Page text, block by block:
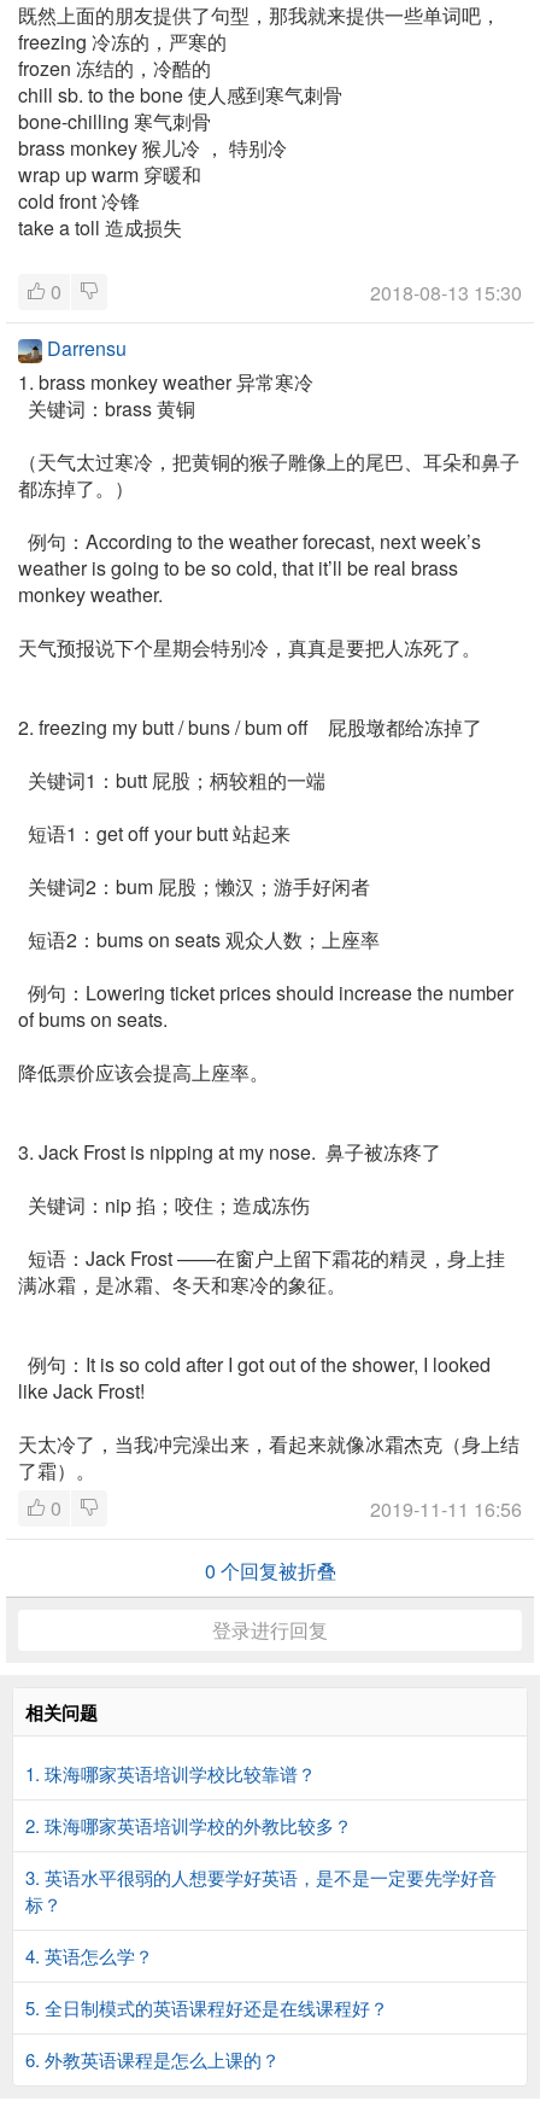
既然上面的朋友提供了句型，那我就来提供一些单词吧，
freezing 冷冻的，严寒的
frozen 冻结的，冷酷的
chill sb. to the bone 使人感到寒气刺骨
bone-chilling 寒气刺骨
brass monkey 猴儿冷 ， 特别冷
wrap up warm 穿暖和
cold front 冷锋
take a toll 造成损失
0
2018-08-13 15:30
Darrensu
1. brass monkey weather 异常寒冷
关键词：brass 黄铜
（天气太过寒冷，把黄铜的猴子雕像上的尾巴、耳朵和鼻子
都冻掉了。）
例句：According to the weather forecast, next week’s
weather is going to be so cold, that it’ll be real brass
monkey weather.
天气预报说下个星期会特别冷，真真是要把人冻死了。
2. freezing my butt / buns / bum off 屁股墩都给冻掉了
关键词1：butt 屁股；柄较粗的一端
短语1：get off your butt 站起来
关键词2：bum 屁股；懒汉；游手好闲者
短语2：bums on seats 观众人数；上座率
例句：Lowering ticket prices should increase the number
of bums on seats.
降低票价应该会提高上座率。
3. Jack Frost is nipping at my nose. 鼻子被冻疼了
关键词：nip 掐；咬住；造成冻伤
短语：Jack Frost ——在窗户上留下霜花的精灵，身上挂
满冰霜，是冰霜、冬天和寒冷的象征。
例句：It is so cold after I got out of the shower, I looked
like Jack Frost!
天太冷了，当我冲完澡出来，看起来就像冰霜杰克（身上结
了霜）。
0
2019-11-11 16:56
0 个回复被折叠
登录进行回复
相关问题
1. 珠海哪家英语培训学校比较靠谱？
2. 珠海哪家英语培训学校的外教比较多？
3. 英语水平很弱的人想要学好英语，是不是一定要先学好音
标？
4. 英语怎么学？
5. 全日制模式的英语课程好还是在线课程好？
6. 外教英语课程是怎么上课的？